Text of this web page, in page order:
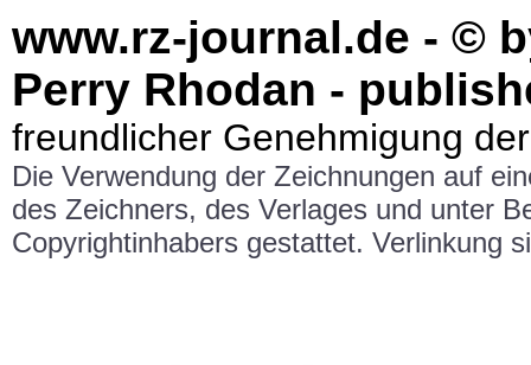
www.rz-journal.de - © b
Perry Rhodan -
freundlicher Genehmigung
Die Verwendung der Zeichnungen auf
des Zeichners, des Verlages und unter
Copyrightinhabers gestattet. Verlinkung